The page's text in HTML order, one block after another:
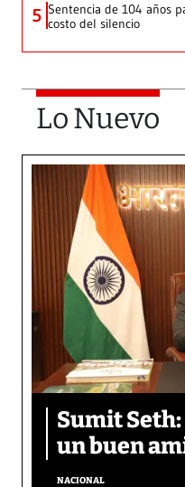
5 Sentencia de 104 años
costo del silencio
Lo Nuevo
Sumit Seth:
un buen
NACIONAL